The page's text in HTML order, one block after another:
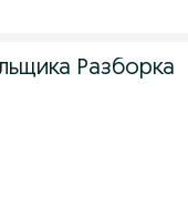
Разборка